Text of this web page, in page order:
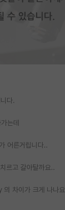
다.
는데
어른거립니다..
르고 갈아탈까요..
차이가 크게 나나요